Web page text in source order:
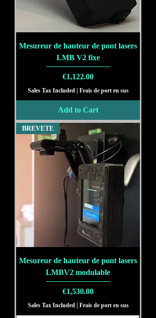
Mesureur de hauteur de pont lasers
LMB V2 fixe
Price
€1,122.00
Sales Tax Included | Frais de port en sus
Add to Cart
BREVETE
Mesureur de hauteur de pont lasers
LMBV2 modulable
Price
€1,530.00
Sales Tax Included | Frais de port en sus